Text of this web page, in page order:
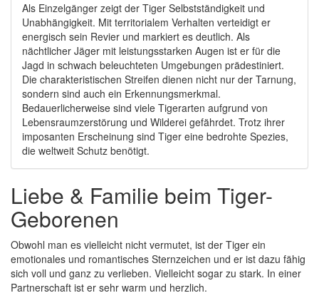
Als Einzelgänger zeigt der Tiger Selbstständigkeit und
Unabhängigkeit. Mit territorialem Verhalten verteidigt er
energisch sein Revier und markiert es deutlich. Als
nächtlicher Jäger mit leistungsstarken Augen ist er für die
Jagd in schwach beleuchteten Umgebungen prädestiniert.
Die charakteristischen Streifen dienen nicht nur der Tarnung,
sondern sind auch ein Erkennungsmerkmal.
Bedauerlicherweise sind viele Tigerarten aufgrund von
Lebensraumzerstörung und Wilderei gefährdet. Trotz ihrer
imposanten Erscheinung sind Tiger eine bedrohte Spezies,
die weltweit Schutz benötigt.
Liebe & Familie beim Tiger-
Geborenen
Obwohl man es vielleicht nicht vermutet, ist der Tiger ein
emotionales und romantisches Sternzeichen und er ist dazu fähig
sich voll und ganz zu verlieben. Vielleicht sogar zu stark. In einer
Partnerschaft ist er sehr warm und herzlich.